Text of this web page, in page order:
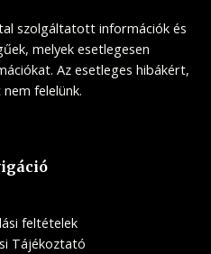
szolgáltatott információk és
melyek esetlegesen
Az esetleges hibákért,
felelünk.
feltételek
Tájékoztató